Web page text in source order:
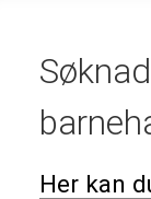
Her kan